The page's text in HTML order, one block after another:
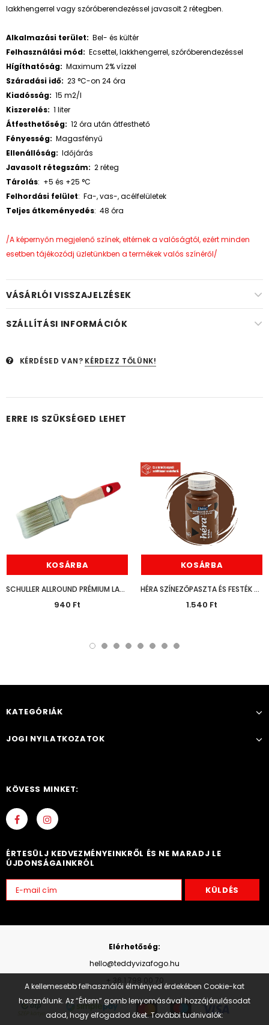
lakkhengerrel vagy szóróberendezéssel javasolt 2 rétegben.
Alkalmazási terület: Bel- és kültér
Felhasználási mód: Ecsettel, lakkhengerrel, szóróberendezéssel
Hígíthatóság: Maximum 2% vízzel
Száradási idő: 23 °C-on 24 óra
Kiadósság: 15 m2/l
Kiszerelés: 1 liter
Átfesthetőség: 12 óra után átfesthető
Fényesség: Magasfényű
Ellenállóság: Időjárás
Javasolt rétegszám: 2 réteg
Tárolás: +5 és +25 °C
Felhordási felület: Fa-, vas-, acélfelületek
Teljes átkeményedés: 48 óra
/A képernyőn megjelenő színek, eltérnek a valóságtól, ezért minden
esetben tájékozódj üzletünkben a termékek valós színéről/
VÁSÁRLÓI VISSZAJELZÉSEK
SZÁLLÍTÁSI INFORMÁCIÓK
KÉRDÉSED VAN? KÉRDEZZ TŐLÜNK!
ERRE IS SZÜKSÉGED LEHET
KOSÁRBA
SCHULLER ALLROUND PRÉMIUM LAPOSECSET 30MM
940 Ft
KOSÁRBA
HÉRA SZÍNEZŐPASZTA ÉS FESTÉK BARNA 125ML
1.540 Ft
A kellemesebb felhasználói élményed érdekében Cookie-kat
használunk. Az “Értem” gomb lenyomásával hozzájárulásodat
adod, hogy elfogadod őket. További tudnivalók:
KATEGÓRIÁK
JOGI NYILATKOZATOK
KÖVESS MINKET:
ÉRTESÜLJ KEDVEZMÉNYEINKRŐL ÉS NE MARADJ LE
ÚJDONSÁGAINKRÓL
Elérhetőség:
hello@teddyvizafogo.hu
+ 36 1 798 00 70